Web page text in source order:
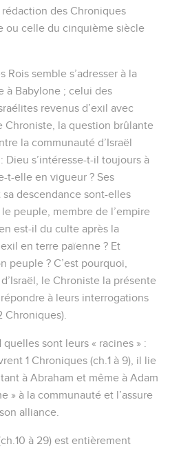
rédaction des Chroniques
ou celle du cinquième siècle
Rois semble s’adresser à la
à Babylone ; celui des
revenus d’exil avec
Chroniste, la question brûlante
la communauté d’Israël
Dieu s’intéresse-t-il toujours à
t-elle en vigueur ? Ses
descendance sont-elles
peuple, membre de l’empire
est-il du culte après la
en terre païenne ? Et
peuple ? C’est pourquoi,
le Chroniste la présente
à leurs interrogations
Chroniques).
sont leurs « racines » :
1 Chroniques (ch.1 à 9), il lie
à Abraham et même à Adam
» à la communauté et l’assure
alliance.
à 29) est entièrement